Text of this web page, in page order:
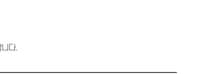
니다.